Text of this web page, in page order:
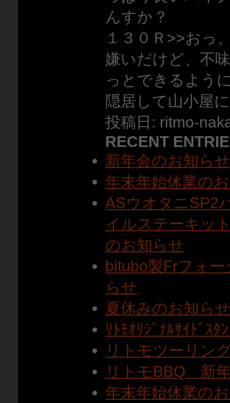
んすか？
１３０Ｒ>>おっ
嫌いだけど、不
っとできるよう
隠居して山小屋
投稿日: ritmo-
RECENT
新年会のお知らせ
年末年始休業の
ASウオタニSP2
イルステーキッ
のお知らせ
bitubo製Frフォ
らせ
夏休みのお知ら
ﾘﾄﾓｵﾘｼﾞﾅﾙｻｲﾄﾞｽ
リトモツーリン
リトモBBQ 新
年末年始休業の